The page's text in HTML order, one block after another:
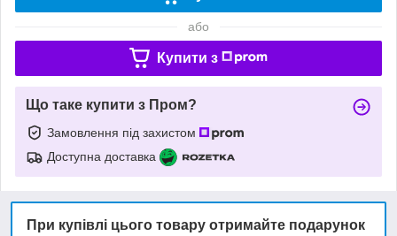
або
Купити з
Що таке купити з Пром?
Замовлення під захистом
Доступна доставка
При купівлі цього товару отримайте подарунок